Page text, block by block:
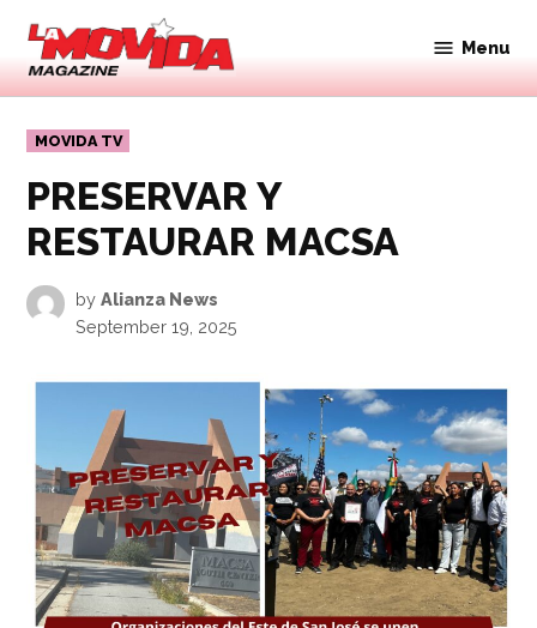
Skip
content
Movida
Magazine
Menu
POSTED
IN
MOVIDA TV
PRESERVAR Y
RESTAURAR MACSA
by Alianza News
September 19, 2025